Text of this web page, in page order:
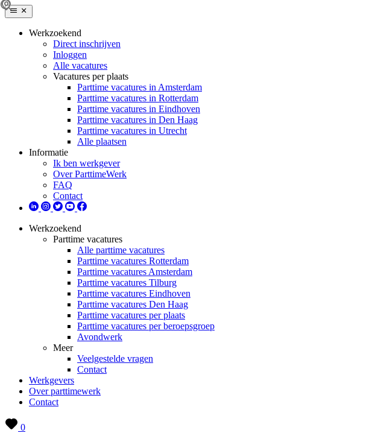
Werkzoekend
Direct inschrijven
Inloggen
Alle vacatures
Vacatures per plaats
Parttime vacatures in Amsterdam
Parttime vacatures in Rotterdam
Parttime vacatures in Eindhoven
Parttime vacatures in Den Haag
Parttime vacatures in Utrecht
Alle plaatsen
Informatie
Ik ben werkgever
Over ParttimeWerk
FAQ
Contact
Werkzoekend
Parttime vacatures
Alle parttime vacatures
Parttime vacatures Rotterdam
Parttime vacatures Amsterdam
Parttime vacatures Tilburg
Parttime vacatures Eindhoven
Parttime vacatures Den Haag
Parttime vacatures per plaats
Parttime vacatures per beroepsgroep
Avondwerk
Meer
Veelgestelde vragen
Contact
Werkgevers
Over parttimewerk
Contact
0